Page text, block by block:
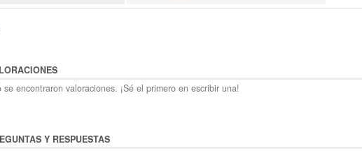
se encontraron valoraciones. ¡Sé el primero en escribir una!
Y RESPUESTAS